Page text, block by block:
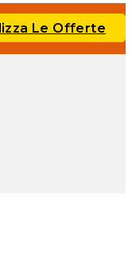
Le Offerte